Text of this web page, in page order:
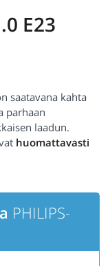
E23
saatavana kahta
parhaan
laadun.
huomattavasti
PHILIPS-